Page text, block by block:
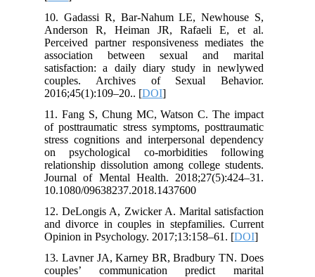
10. Gadassi R, Bar-Nahum LE, Newhouse S,
Anderson R, Heiman JR, Rafaeli E, et al.
Perceived partner responsiveness mediates the
association between sexual and marital
satisfaction: a daily diary study in newlywed
couples. Archives of Sexual Behavior.
2016;45(1):109–20.. [DOI
11. Fang S, Chung MC, Watson C. The impact
of posttraumatic stress symptoms, posttraumatic
stress cognitions and interpersonal dependency
on psychological co-morbidities following
relationship dissolution among college students.
Journal of Mental Health. 2018;27(5):424–31.
10.1080/09638237.2018.1437600
12. DeLongis A, Zwicker A. Marital satisfaction
and divorce in couples in stepfamilies. Current
Opinion in Psychology. 2017;13:158–61. [DOI
13. Lavner JA, Karney BR, Bradbury TN. Does
couples’ communication predict marital